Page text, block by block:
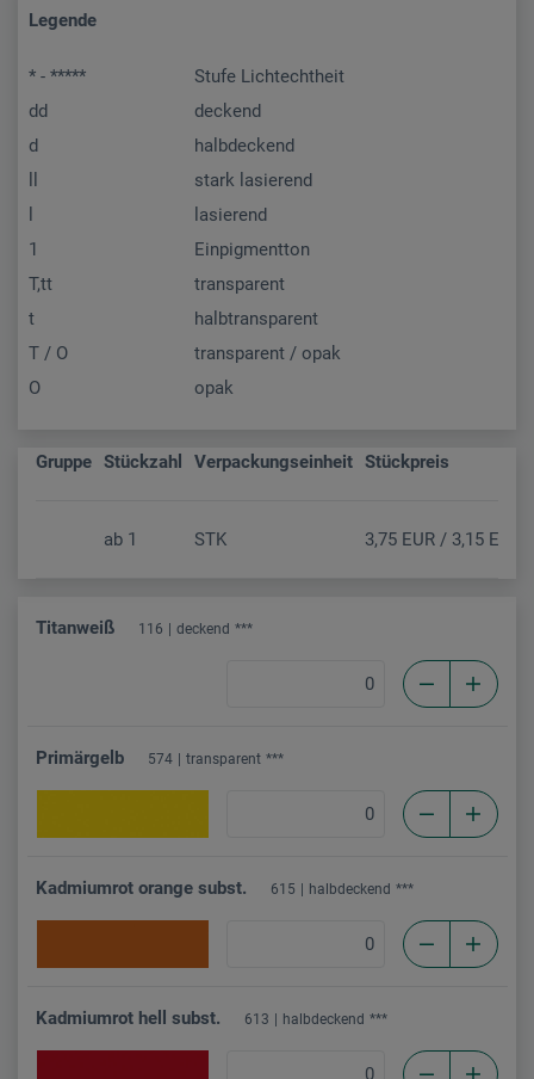
Legende
* - *****
Stufe Lichtechtheit
dd
deckend
d
halbdeckend
stark lasierend
lasierend
1
Einpigmentton
T,tt
transparent
t
halbtransparent
T / O
transparent / opak
O
opak
Gruppe Stückzahl Verpackungseinheit Stückpreis
ab 1 STK 3,75 EUR / 3,15 EUR
Titanweiß 116 deckend ***
Primärgelb 574 transparent ***
Kadmiumrot orange subst. 615 halbdeckend ***
Kadmiumrot hell subst. 613 halbdeckend ***